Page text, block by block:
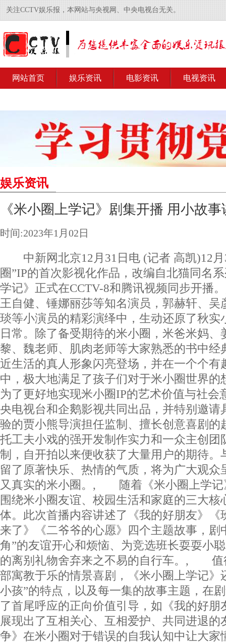
关注CCTV娱乐报，本网站与央视网、中央电视台无关。
网站首页 娱乐资讯 电影资讯 电视资讯
娱乐资讯
《米小圈上学记》剧集开播 用小故
时间:2023年1月02日
中新网北京12月31日电 (记者 高凯)12月
圈”IP的首次影视化作品，改编自北猫同名
学记》正式在CCTV-8和腾讯视频同步开
王自健、锤娜丽莎等知名演员，郭赫轩、吴
琰等小演员的精彩演绎中，生动还原了秋实
日常。除了备受期待的米小圈，米爸米妈、
黎、魏老师、肌肉老师等大家熟悉的书中经
近生活的真人形象闪亮登场，并在一个个有
中，极大地满足了孩子们对于米小圈世
为了更好地实现米小圈IP的艺术价值与社会
央电视台和企鹅影视共同出品，并特别邀请
验的贾小熊导演担任监制、擅长创意喜剧的
托工夫小戏的强开发制作实力和一众主创团
制，自开拍以来便收获了大量用户的期待。
留了原著快乐、热情的气质，将为广大观众
又真实的米小圈。, 随着《米小圈上学记
围绕米小圈友谊、校园生活和家庭的三大核
体。此次首播内容讲述了《我的好朋友》《
来了》《二爷爷的心愿》四个主题故事，剧
角”的友谊开心和烦恼、为竞选班长耍耍小
的离别礼物舍弃来之不易的自行车。, 值
部寓教于乐的情景喜剧，《米小圈上学记》
小孩”的特点，以及每一集的故事主题，在
了首尾呼应的正向价值引导，如《我的好朋
展现出了互相关心、互相爱护、共同进退的
争》在米小圈对于错误的自我认知中让大家